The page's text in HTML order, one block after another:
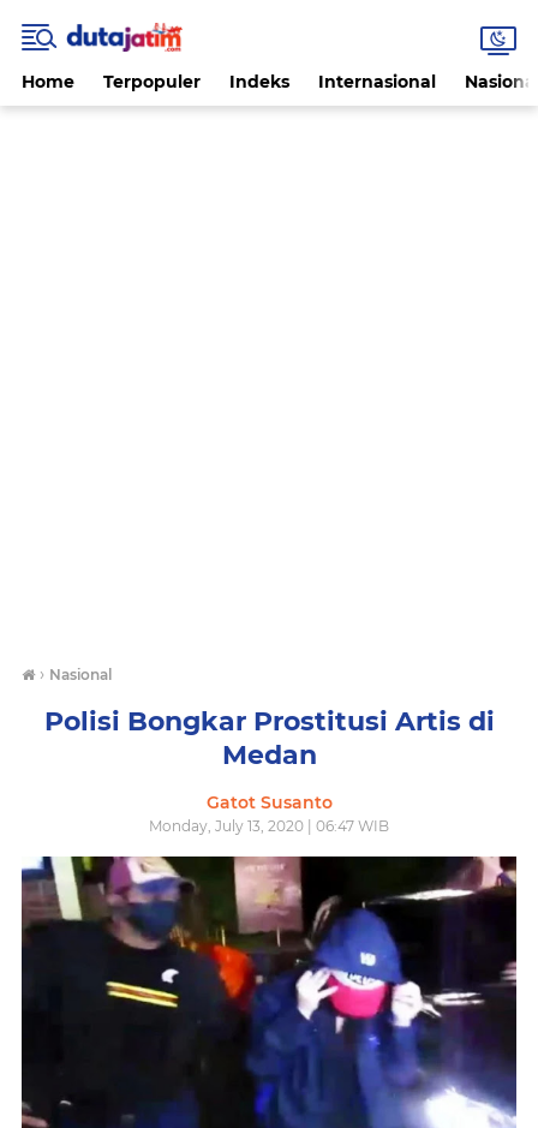
Home Terpopuler Indeks Internasional
› Nasional
Polisi Bongkar Prostitusi Artis di
Medan
Gatot Susanto
Monday, July 13, 2020 | 06:47 WIB